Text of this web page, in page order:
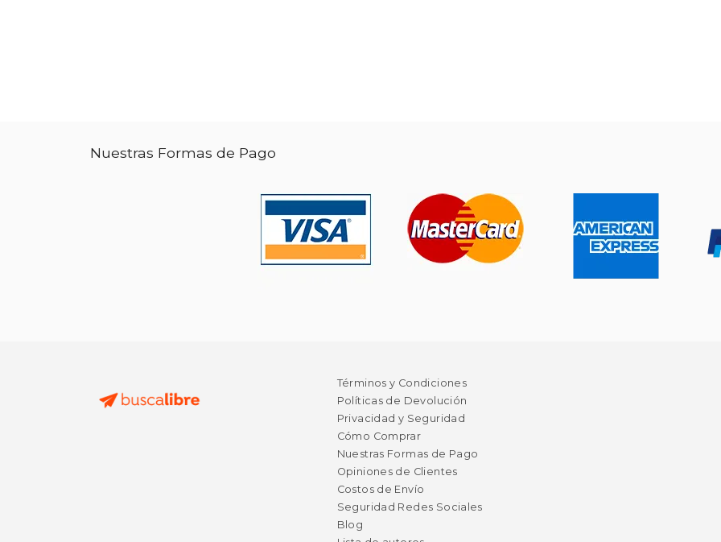
Nuestras Formas de Pago
Términos y Condiciones
Políticas de Devolución
Privacidad y Seguridad
Cómo Comprar
Nuestras Formas de Pago
Opiniones de Clientes
Costos de Envío
Seguridad Redes Sociales
Blog